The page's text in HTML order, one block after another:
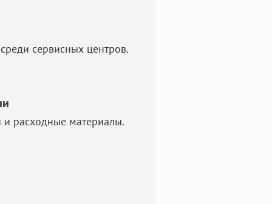
сервисных центров.
и расходные материалы.